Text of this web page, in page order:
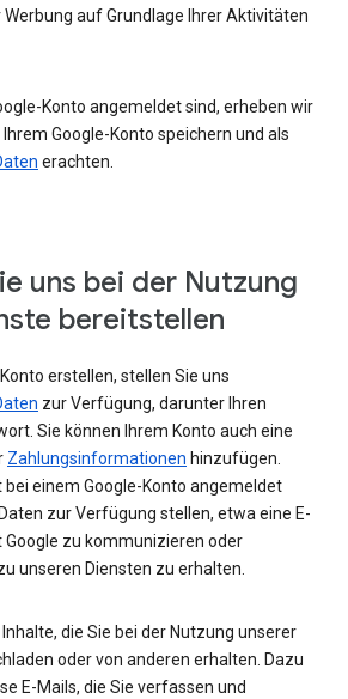
auf Grundlage Ihrer Aktivitäten
Konto angemeldet sind, erheben wir
Google-Konto speichern und als
erachten.
uns bei der Nutzung
bereitstellen
erstellen, stellen Sie uns
zur Verfügung, darunter Ihren
Sie können Ihrem Konto auch eine
Zahlungsinformationen hinzufügen.
bei einem Google-Konto angemeldet
zur Verfügung stellen, etwa eine E-
Google zu kommunizieren oder
unseren Diensten zu erhalten.
die Sie bei der Nutzung unserer
oder von anderen erhalten. Dazu
E-Mails, die Sie verfassen und